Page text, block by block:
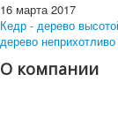
16 марта 2017
Кедр - дерево
дерево
О компании